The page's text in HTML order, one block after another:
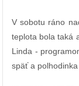
V sobotu ráno
teplota bola taká
Linda -
späť a